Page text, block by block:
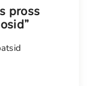
pross